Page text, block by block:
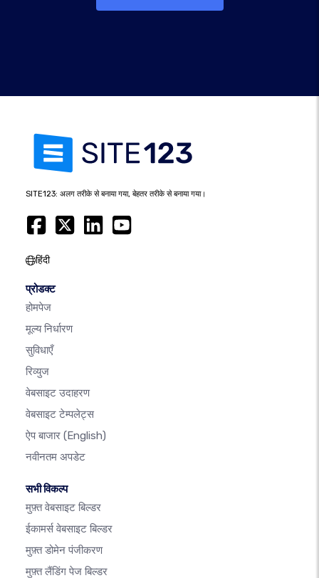
SITE123: अलग तरीके से बनाया गया, बेहतर तरीके से बनाया गया।
हिंदी
प्रोडक्ट
होमपेज
मूल्य निर्धारण
सुविधाएँ
रिव्युज
वेबसाइट उदाहरण
वेबसाइट टेम्पलेट्स
ऐप बाजार (English)
नवीनतम अपडेट
सभी विकल्प
मुफ़्त वेबसाइट बिल्डर
ईकामर्स वेबसाइट बिल्डर
मुफ़्त डोमेन पंजीकरण
मुफ़्त लैंडिंग पेज बिल्डर